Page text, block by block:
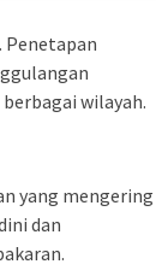
Penetapan
wilayah.
yang mengering
dan